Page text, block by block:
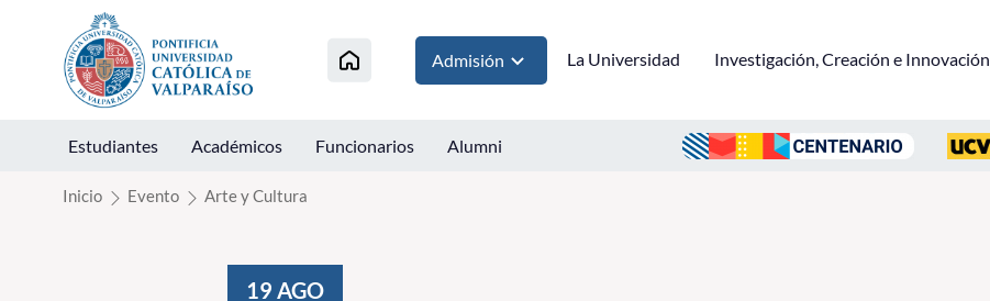
Click acá para ir directamente al contenido
Admisión La Universidad Investigación, Creación e Innovación
Estudiantes Académicos Funcionarios Alumni
Inicio Evento Arte y Cultura
19 AGO